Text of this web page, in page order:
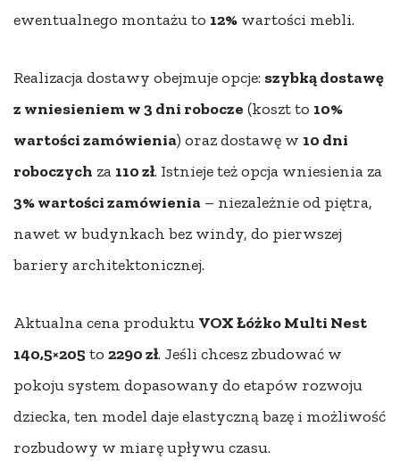
ewentualnego montażu to 12% wartości mebli.
Realizacja dostawy obejmuje opcje: szybką dostawę
z wniesieniem w 3 dni robocze (koszt to 10%
wartości zamówienia) oraz dostawę w 10 dni
roboczych za 110 zł. Istnieje też opcja wniesienia za
3% wartości zamówienia – niezależnie od piętra,
nawet w budynkach bez windy, do pierwszej
bariery architektonicznej.
Aktualna cena produktu VOX Łóżko Multi Nest
140,5×205 to 2290 zł. Jeśli chcesz zbudować w
pokoju system dopasowany do etapów rozwoju
dziecka, ten model daje elastyczną bazę i możliwość
rozbudowy w miarę upływu czasu.